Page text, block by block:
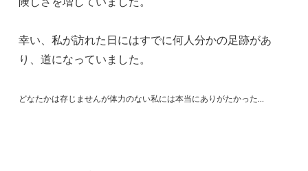
幸い、私が訪れた日にはすでに何人分かの足跡があ
り、道になっていました。
どなたかは存じませんが体力のない私には本当にありがたかった…